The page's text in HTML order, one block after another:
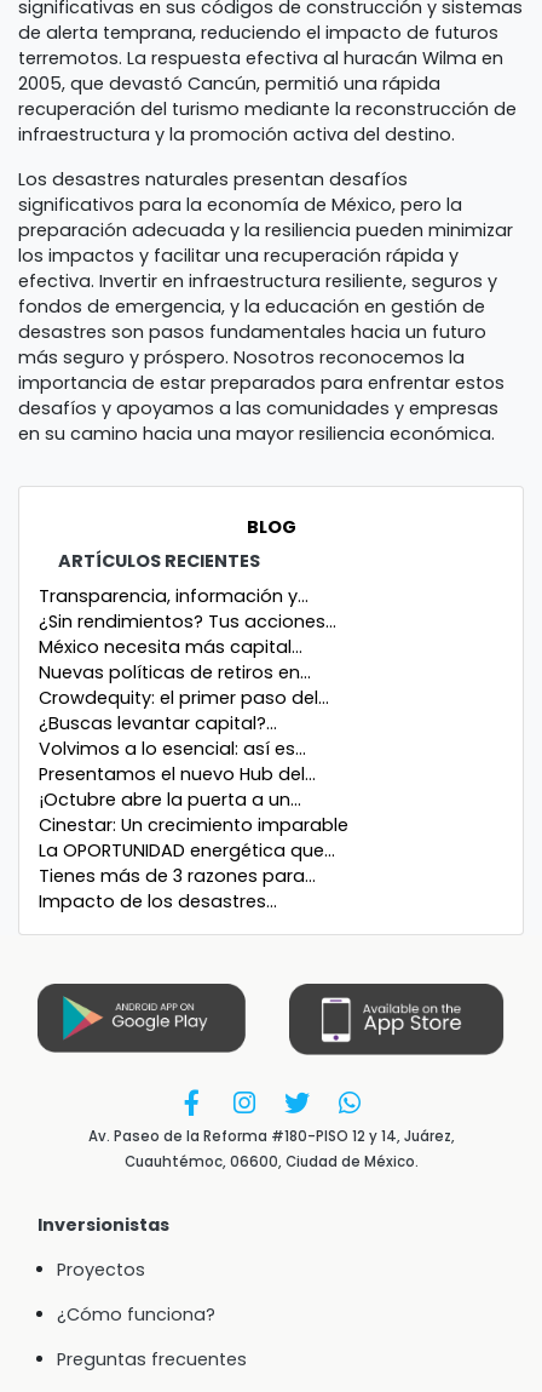
significativas en sus códigos de construcción y sistemas
de alerta temprana, reduciendo el impacto de futuros
terremotos. La respuesta efectiva al huracán Wilma en
2005, que devastó Cancún, permitió una rápida
recuperación del turismo mediante la reconstrucción de
infraestructura y la promoción activa del destino.
Los desastres naturales presentan desafíos
significativos para la economía de México, pero la
preparación adecuada y la resiliencia pueden minimizar
los impactos y facilitar una recuperación rápida y
efectiva. Invertir en infraestructura resiliente, seguros y
fondos de emergencia, y la educación en gestión de
desastres son pasos fundamentales hacia un futuro
más seguro y próspero. Nosotros reconocemos la
importancia de estar preparados para enfrentar estos
desafíos y apoyamos a las comunidades y empresas
en su camino hacia una mayor resiliencia económica.
BLOG
ARTÍCULOS RECIENTES
Transparencia, información y...
¿Sin rendimientos? Tus acciones...
México necesita más capital...
Nuevas políticas de retiros en...
Crowdequity: el primer paso del...
¿Buscas levantar capital?...
Volvimos a lo esencial: así es...
Presentamos el nuevo Hub del...
¡Octubre abre la puerta a un...
Cinestar: Un crecimiento imparable
La OPORTUNIDAD energética que...
Tienes más de 3 razones para...
Impacto de los desastres...
Av. Paseo de la Reforma #180-PISO 12 y 14, Juárez,
Cuauhtémoc, 06600, Ciudad de México.
Inversionistas
Proyectos
¿Cómo funciona?
Preguntas frecuentes